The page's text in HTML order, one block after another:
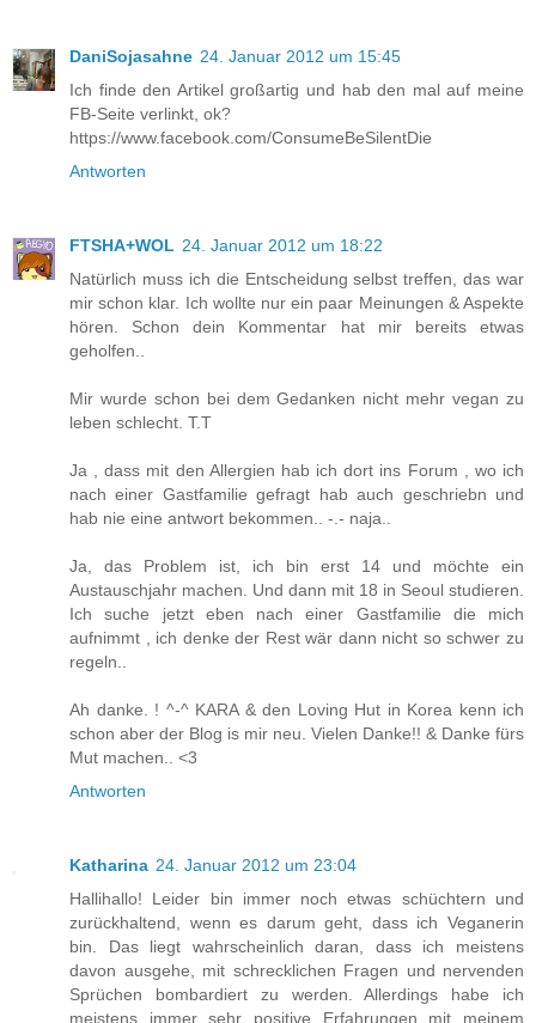
DaniSojasahne 24. Januar 2012 um 15:45
Ich finde den Artikel großartig und hab den mal auf meine
FB-Seite verlinkt, ok?
https://www.facebook.com/ConsumeBeSilentDie
Antworten
FTSHA+WOL 24. Januar 2012 um 18:22
Natürlich muss ich die Entscheidung selbst treffen, das war
mir schon klar. Ich wollte nur ein paar Meinungen & Aspekte
hören. Schon dein Kommentar hat mir bereits etwas
geholfen..
Mir wurde schon bei dem Gedanken nicht mehr vegan zu
leben schlecht. T.T
Ja , dass mit den Allergien hab ich dort ins Forum , wo ich
nach einer Gastfamilie gefragt hab auch geschriebn und
hab nie eine antwort bekommen.. -.- naja..
Ja, das Problem ist, ich bin erst 14 und möchte ein
Austauschjahr machen. Und dann mit 18 in Seoul studieren.
Ich suche jetzt eben nach einer Gastfamilie die mich
aufnimmt , ich denke der Rest wär dann nicht so schwer zu
regeln..
Ah danke. ! ^-^ KARA & den Loving Hut in Korea kenn ich
schon aber der Blog is mir neu. Vielen Danke!! & Danke fürs
Mut machen.. <3
Antworten
Katharina 24. Januar 2012 um 23:04
Hallihallo! Leider bin immer noch etwas schüchtern und
zurückhaltend, wenn es darum geht, dass ich Veganerin
bin. Das liegt wahrscheinlich daran, dass ich meistens
davon ausgehe, mit schrecklichen Fragen und nervenden
Sprüchen bombardiert zu werden. Allerdings habe ich
meistens immer sehr positive Erfahrungen mit meinem